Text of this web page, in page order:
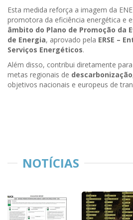
Esta medida reforça a imagem da
promotora da eficiência energética e
âmbito do Plano de Promoção da
de Energia, aprovado pela ERSE –
Serviços Energéticos.
Além disso, contribui diretamente
metas regionais de descarbonização
objetivos nacionais e europeus de
NOTÍCIAS